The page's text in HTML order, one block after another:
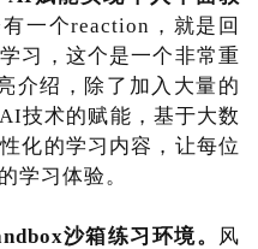
一个reaction，就是回
习，这个是一个非常重
介绍，除了加入大量的
技术的赋能，基于大数
化的学习内容，让每位
学习体验。
沙箱练习环境。
风